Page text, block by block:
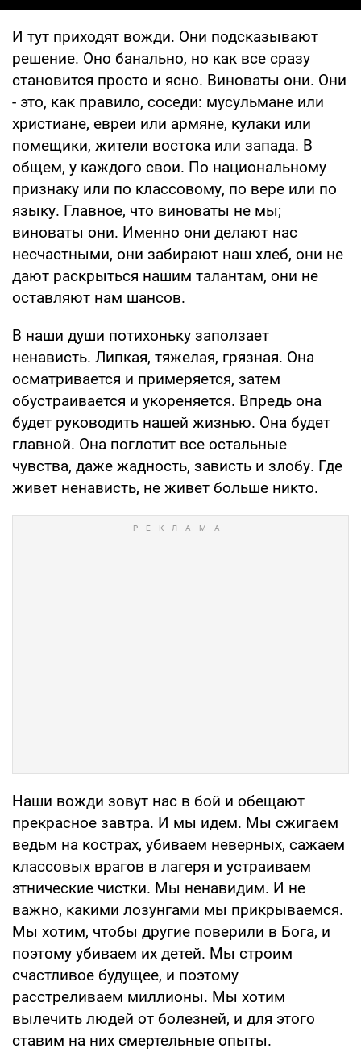
И тут приходят вожди. Они подсказывают
решение. Оно банально, но как все сразу
становится просто и ясно. Виноваты они. Они
- это, как правило, соседи: мусульмане или
христиане, евреи или армяне, кулаки или
помещики, жители востока или запада. В
общем, у каждого свои. По национальному
признаку или по классовому, по вере или по
языку. Главное, что виноваты не мы;
виноваты они. Именно они делают нас
несчастными, они забирают наш хлеб, они не
дают раскрыться нашим талантам, они не
оставляют нам шансов.
В наши души потихоньку заползает
ненависть. Липкая, тяжелая, грязная. Она
осматривается и примеряется, затем
обустраивается и укореняется. Впредь она
будет руководить нашей жизнью. Она будет
главной. Она поглотит все остальные
чувства, даже жадность, зависть и злобу. Где
живет ненависть, не живет больше никто.
Наши вожди зовут нас в бой и обещают
прекрасное завтра. И мы идем. Мы сжигаем
ведьм на кострах, убиваем неверных, сажаем
классовых врагов в лагеря и устраиваем
этнические чистки. Мы ненавидим. И не
важно, какими лозунгами мы прикрываемся.
Мы хотим, чтобы другие поверили в Бога, и
поэтому убиваем их детей. Мы строим
счастливое будущее, и поэтому
расстреливаем миллионы. Мы хотим
вылечить людей от болезней, и для этого
ставим на них смертельные опыты.